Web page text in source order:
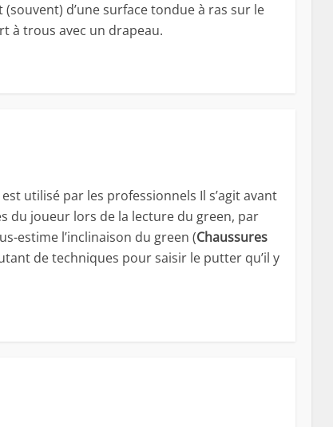
(souvent) d’une surface tondue à ras sur le
à trous avec un drapeau.
utilisé par les professionnels Il s’agit avant
du joueur lors de la lecture du green, par
estime l’inclinaison du green (Chaussures
de techniques pour saisir le putter qu’il y